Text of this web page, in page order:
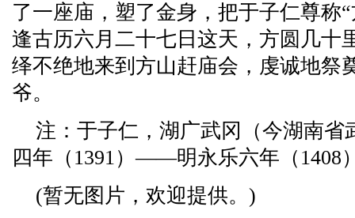
了一座庙，塑了金身，把于子仁尊称
逢古历六月二十七日这天，方圆几十
绎不绝地来到方山赶庙会，虔诚地祭
爷。
注：于子仁，湖广武冈（今湖南省
四年（1391）——明永乐六年（1408
(暂无图片，欢迎提供。)